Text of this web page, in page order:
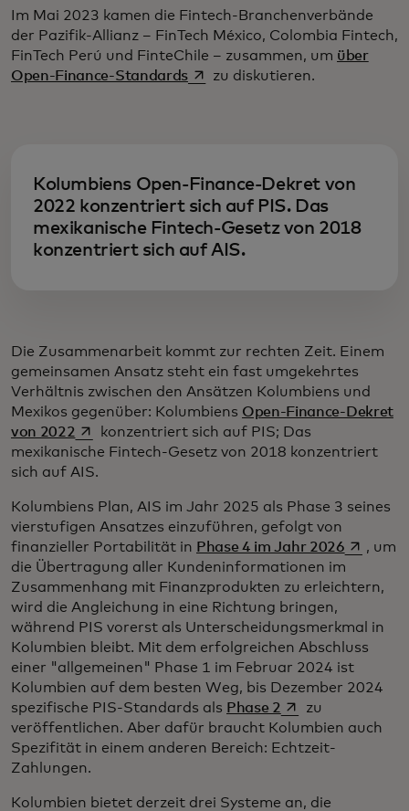
Im Mai 2023 kamen die Fintech-Branchenverbände
der Pazifik-Allianz – FinTech México, Colombia Fintech,
FinTech Perú und FinteChile – zusammen, um über
Open-Finance-Standardswird in einer neuen
zu diskutieren.
Kolumbiens Open-Finance-Dekret von
2022 konzentriert sich auf PIS. Das
mexikanische Fintech-Gesetz von 2018
konzentriert sich auf AIS.
Die Zusammenarbeit kommt zur rechten Zeit. Einem
gemeinsamen Ansatz steht ein fast umgekehrtes
Verhältnis zwischen den Ansätzen Kolumbiens und
Mexikos gegenüber: Kolumbiens Open-Finance-Dekret
von 2022 wird in einer neuen Registerkarte geöffnet
konzentriert sich auf PIS; Das
mexikanische Fintech-Gesetz von 2018 konzentriert
sich auf AIS.
Kolumbiens Plan, AIS im Jahr 2025 als Phase 3 seines
vierstufigen Ansatzes einzuführen, gefolgt von
finanzieller Portabilität in Phase 4 im Jahr 2026wird in
, um
die Übertragung aller Kundeninformationen im
Zusammenhang mit Finanzprodukten zu erleichtern,
wird die Angleichung in eine Richtung bringen,
während PIS vorerst als Unterscheidungsmerkmal in
Kolumbien bleibt. Mit dem erfolgreichen Abschluss
einer "allgemeinen" Phase 1 im Februar 2024 ist
Kolumbien auf dem besten Weg, bis Dezember 2024
spezifische PIS-Standards als Phase 2 wird in einer
zu
veröffentlichen. Aber dafür braucht Kolumbien auch
Spezifität in einem anderen Bereich: Echtzeit-
Zahlungen.
Kolumbien bietet derzeit drei Systeme an, die